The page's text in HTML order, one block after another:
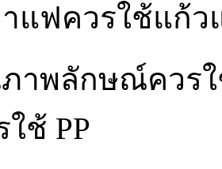
าแฟควรใช้แก้ว
าพลักษณ์ควรใ
ช้ PP